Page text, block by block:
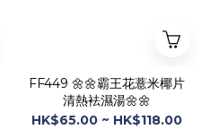
FF449 🌼🌼霸王花薏米椰片
清熱袪濕湯🌼🌼
HK$65.00 ~ HK$118.00